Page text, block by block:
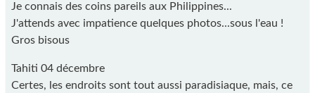
Je connais des coins pareils aux Philippines...
J'attends avec impatience quelques photos...sous l'eau !
Gros bisous
Tahiti 04 décembre
Certes, les endroits sont tout aussi paradisiaque, mais, ce